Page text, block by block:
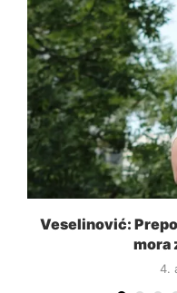
Veselinović:
mora
4.